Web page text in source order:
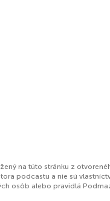
na túto stránku z
podcastu a nie sú
osôb alebo pravidlá